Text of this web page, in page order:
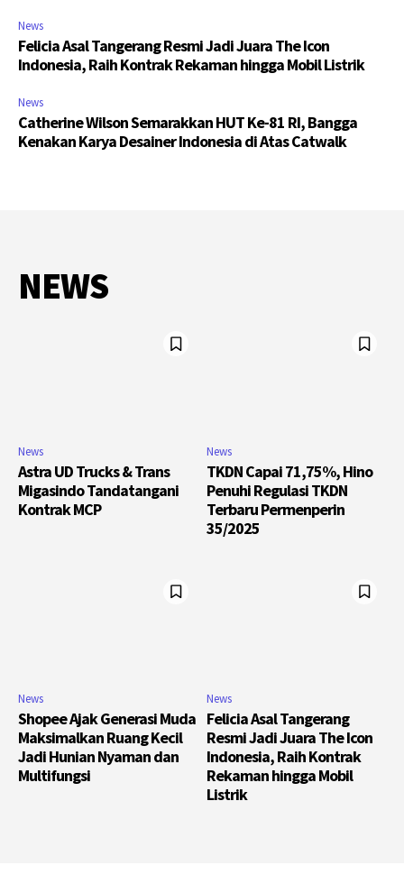
News
Felicia Asal Tangerang Resmi Jadi Juara The Icon
Indonesia, Raih Kontrak Rekaman hingga Mobil Listrik
News
Catherine Wilson Semarakkan HUT Ke-81 RI, Bangga
Kenakan Karya Desainer Indonesia di Atas Catwalk
NEWS
News
Astra UD Trucks & Trans
Migasindo Tandatangani
Kontrak MCP
News
TKDN Capai 71,75%, Hino
Penuhi Regulasi TKDN
Terbaru Permenperin
35/2025
News
Shopee Ajak Generasi Muda
Maksimalkan Ruang Kecil
Jadi Hunian Nyaman dan
Multifungsi
News
Felicia Asal Tangerang
Resmi Jadi Juara The Icon
Indonesia, Raih Kontrak
Rekaman hingga Mobil
Listrik